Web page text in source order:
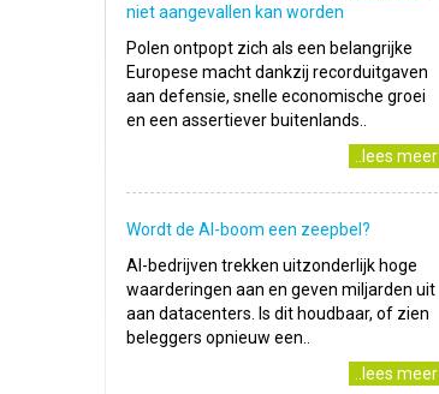
niet aangevallen kan worden
Polen ontpopt zich als een belangrijke
Europese macht dankzij recorduitgaven
aan defensie, snelle economische groei
en een assertiever buitenlands..
..lees meer
Wordt de AI-boom een zeepbel?
AI-bedrijven trekken uitzonderlijk hoge
waarderingen aan en geven miljarden uit
aan datacenters. Is dit houdbaar, of zien
beleggers opnieuw een..
..lees meer